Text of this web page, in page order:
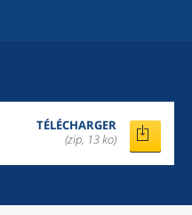
TÉLÉCHARGER
(zip, 13 ko)